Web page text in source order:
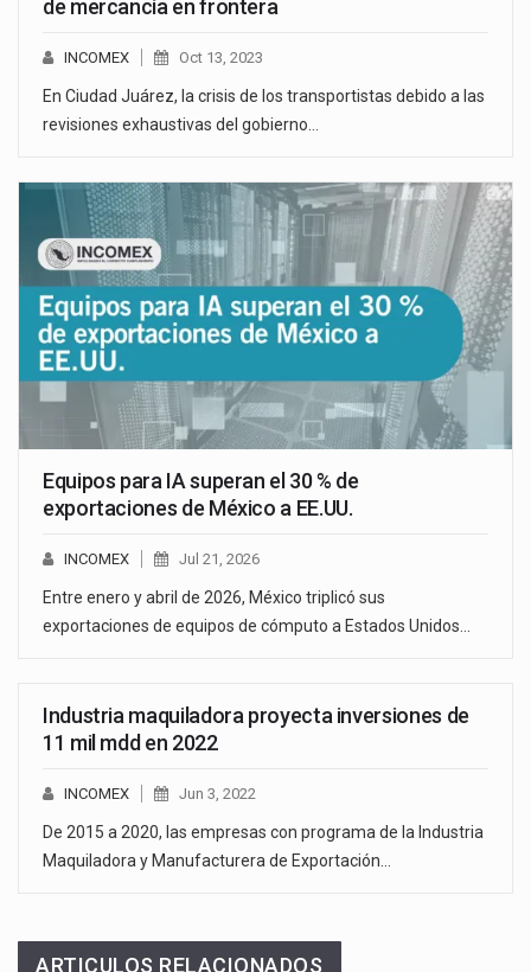
de mercancía en frontera
INCOMEX Oct 13, 2023
En Ciudad Juárez, la crisis de los transportistas debido a las
revisiones exhaustivas del gobierno…
Equipos para IA superan el 30 % de
exportaciones de México a EE.UU.
INCOMEX Jul 21, 2026
Entre enero y abril de 2026, México triplicó sus
exportaciones de equipos de cómputo a Estados Unidos…
Industria maquiladora proyecta inversiones de
11 mil mdd en 2022
INCOMEX Jun 3, 2022
De 2015 a 2020, las empresas con programa de la Industria
Maquiladora y Manufacturera de Exportación…
ARTICULOS RELACIONADOS